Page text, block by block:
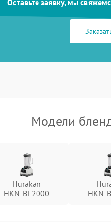
Оставьте заявку, мы
Модели
Hurakan
HKN‑BL2000